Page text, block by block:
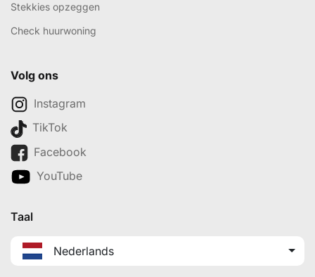
Stekkies opzeggen
Check huurwoning
Volg ons
Instagram
TikTok
Facebook
YouTube
Taal
Nederlands